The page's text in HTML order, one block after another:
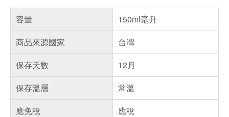
容量
150ml毫升
商品來源國家
台灣
保存天數
12月
保存溫層
常溫
應免稅
應稅